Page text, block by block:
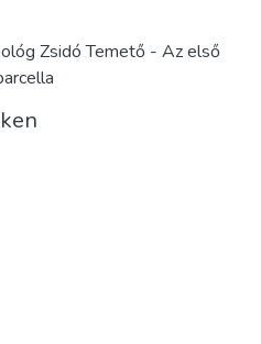
Zsidó Temető - Az első